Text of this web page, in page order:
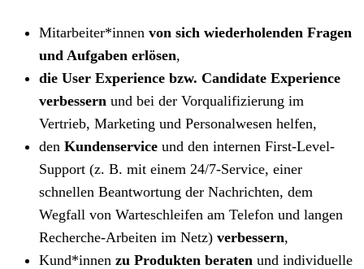
Mitarbeiter*innen von sich wiederholenden Fragen
und Aufgaben erlösen,
die User Experience bzw. Candidate Experience
verbessern und bei der Vorqualifizierung im
Vertrieb, Marketing und Personalwesen helfen,
den Kundenservice und den internen First-Level-
Support (z. B. mit einem 24/7-Service, einer
schnellen Beantwortung der Nachrichten, dem
Wegfall von Warteschleifen am Telefon und langen
Recherche-Arbeiten im Netz) verbessern,
Kund*innen zu Produkten beraten und individuelle